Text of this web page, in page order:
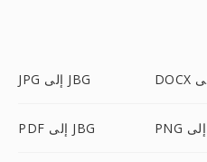
JPG إلى JBG
PDF إلى JBG